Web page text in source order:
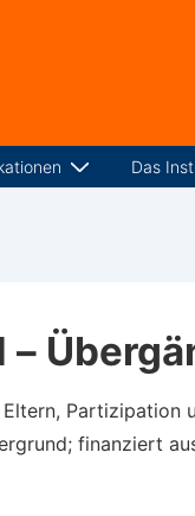
Das
–
Partizipation
finanziert